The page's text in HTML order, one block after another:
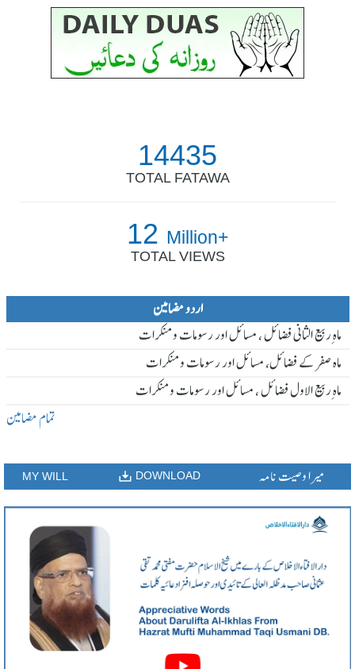
14435
TOTAL FATAWA
12 Million+
TOTAL VIEWS
اردو مضامین
ماہ ِربیع الثانی فضائل ، مسائل اور رسومات و منکرات
ماہ صفر کے فضائل، مسائل اور رسومات و منکرات
ماہ ِربیع الاول فضائل ، مسائل اور رسومات و منکرات
تمام مضامین
MY WILL DOWNLOAD میرا وصیت نامہ